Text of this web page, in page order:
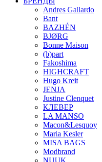
Andres Gallardo
Bant
BAZHÉN
BJØRG
Bonne Maison
(b)part
Fakoshima
HIGHCRAFT
Hugo Kreit
JENJA
Justine Clenquet
КЛЕВЕР
LA MANSO
Macon&Lesquoy
Maria Kesler
MISA BAGS
Modbrand
NUUK